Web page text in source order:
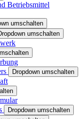
Betriebsmittel
umschalten
umschalten
Dropdown umschalten
Dropdown umschalten